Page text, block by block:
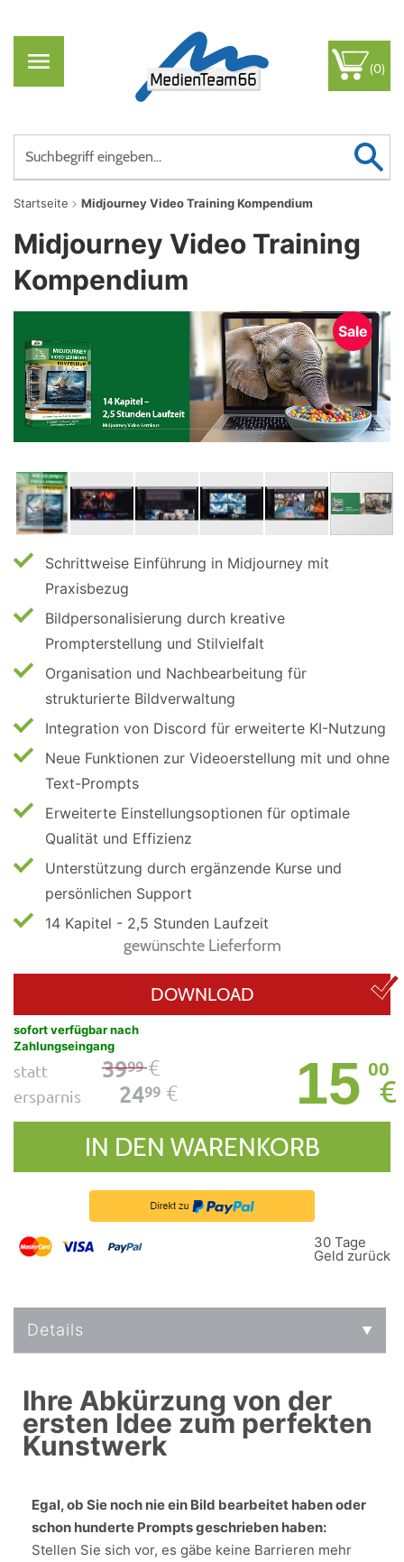
(0)
Startseite Midjourney Video Training Kompendium
Midjourney Video Training
Kompendium
Schrittweise Einführung in Midjourney mit
Praxisbezug
Bildpersonalisierung durch kreative
Prompterstellung und Stilvielfalt
Organisation und Nachbearbeitung für
strukturierte Bildverwaltung
Integration von Discord für erweiterte KI-Nutzung
Neue Funktionen zur Videoerstellung mit und ohne
Text-Prompts
Erweiterte Einstellungsoptionen für optimale
Qualität und Effizienz
Unterstützung durch ergänzende Kurse und
persönlichen Support
14 Kapitel - 2,5 Stunden Laufzeit
gewünschte Lieferform
DOWNLOAD
sofort verfügbar nach
Zahlungseingang
statt 3999€
ersparnis 2499 € 15 00
€
IN DEN WARENKORB
30 Tage
Geld zurück
Sale
Details
Ihre Abkürzung von der
ersten Idee zum perfekten
Kunstwerk
Egal, ob Sie noch nie ein Bild bearbeitet haben oder
schon hunderte Prompts geschrieben haben:
Stellen Sie sich vor, es gäbe keine Barrieren mehr